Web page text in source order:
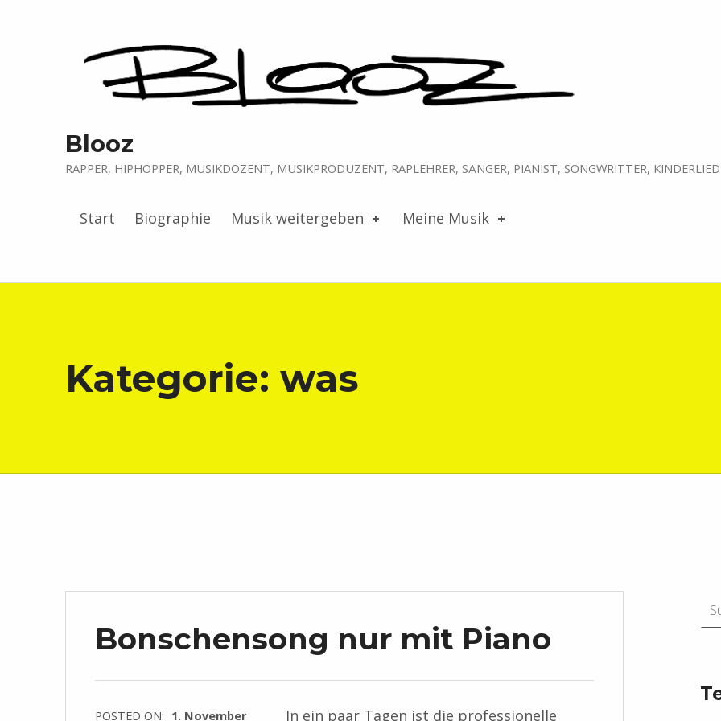
Blooz
RAPPER, HIPHOPPER, MUSIKDOZENT, MUSIKPRODUZENT, RAPLEHRER, SÄNGER, PIANIST, SONGWRITTER,
Start Biographie Musik weitergeben Meine Musik
Kategorie: was
Bonschensong nur mit Piano
POSTED ON: 1. November
In ein paar Tagen ist die professionelle